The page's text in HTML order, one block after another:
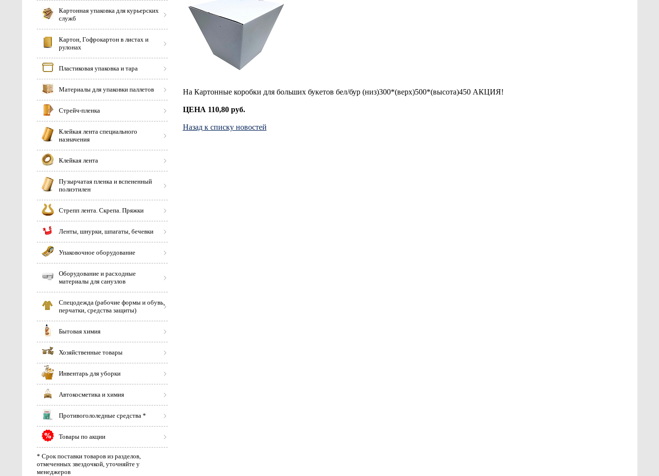
Картонная упаковка для курьерских
служб
Картон, Гофрокартон в листах и
рулонах
Пластиковая упаковка и тара
Материалы для упаковки паллетов
Стрейч-пленка
Клейкая лента специального
назначения
Клейкая лента
Пузырчатая пленка и вспененный
полиэтилен
Стрепп лента. Скрепа. Пряжки
Ленты, шнурки, шпагаты, бечевки
Упаковочное оборудование
Оборудование и расходные
материалы для санузлов
Спецодежда (рабочие формы и обувь,
перчатки, средства защиты)
Бытовая химия
Хозяйственные товары
Инвентарь для уборки
Автокосметика и химия
Противогололедные средства *
Товары по акции
* Срок поставки товаров из разделов,
отмеченных звездочкой, уточняйте у
менеджеров
На Картонные коробки для больших букетов бел/бур (низ)300*(верх)500*(высота)450 АКЦИЯ!
ЦЕНА 110,80 руб.
Назад к списку новостей